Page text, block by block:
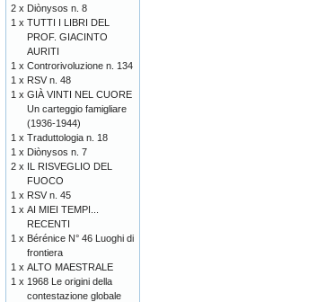
2 x Diònysos n. 8
1 x TUTTI I LIBRI DEL
PROF. GIACINTO
AURITI
1 x Controrivoluzione n. 134
1 x RSV n. 48
1 x GIÀ VINTI NEL CUORE
Un carteggio famigliare
(1936-1944)
1 x Traduttologia n. 18
1 x Diònysos n. 7
2 x IL RISVEGLIO DEL
FUOCO
1 x RSV n. 45
1 x AI MIEI TEMPI...
RECENTI
1 x Bérénice N° 46 Luoghi di
frontiera
1 x ALTO MAESTRALE
1 x 1968 Le origini della
contestazione globale